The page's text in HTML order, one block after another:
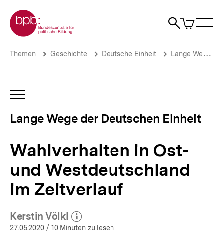
zum
Seiteninhalt
springen
Zur Startseite der bpb
Suche
Artikel
im
Wahlverhalten
Westdeutschland
im
der
Deutschen
Einheit
bpb.de
Brotkrümelnavigation
Pfadnavigation
Themen Geschichte Deutsche Einheit Lange Wege der Deutschen Einheit
INHALTSNAVIGATION
Lange Wege der Deutschen Einheit
Wahlverhalten in Ost-
und Westdeutschland
im Zeitverlauf
Kerstin Völkl
(Mehr zum Autor)
öffnen
27.05.2020 / 10 Minuten zu lesen